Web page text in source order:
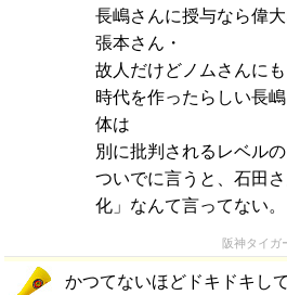
長嶋さんに授与なら偉
張本さん・
故人だけどノムさんにも
時代を作ったらしい長
体は
別に批判されるレベルの
ついでに言うと、石田
化」なんて言ってない。
阪神タイガ
かつてないほどドキドキし